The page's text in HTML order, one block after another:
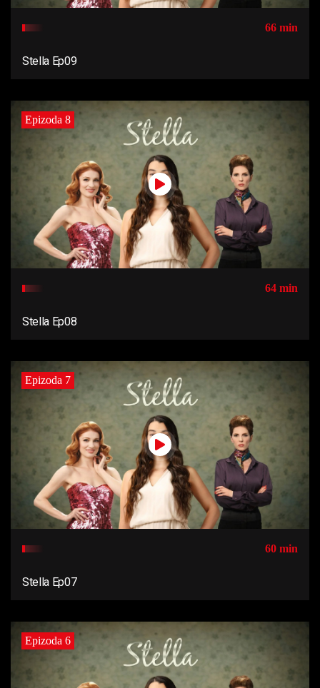
66 min
Stella Ep09
Epizoda 8
64 min
Stella Ep08
Epizoda 7
60 min
Stella Ep07
Epizoda 6